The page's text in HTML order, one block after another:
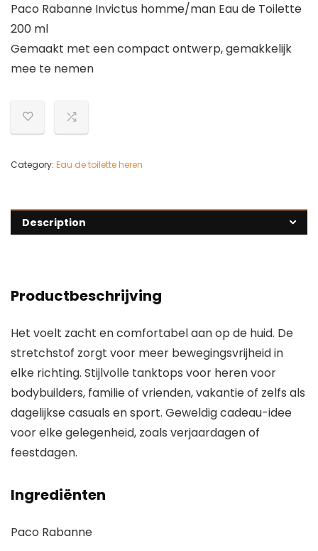
Paco Rabanne Invictus homme/man Eau de Toilette
200 ml
Gemaakt met een compact ontwerp, gemakkelijk
mee te nemen
Category: Eau de toilette heren
Description
Productbeschrijving
Het voelt zacht en comfortabel aan op de huid. De
stretchstof zorgt voor meer bewegingsvrijheid in
elke richting. Stijlvolle tanktops voor heren voor
bodybuilders, familie of vrienden, vakantie of zelfs als
dagelijkse casuals en sport. Geweldig cadeau-idee
voor elke gelegenheid, zoals verjaardagen of
feestdagen.
Ingrediënten
Paco Rabanne